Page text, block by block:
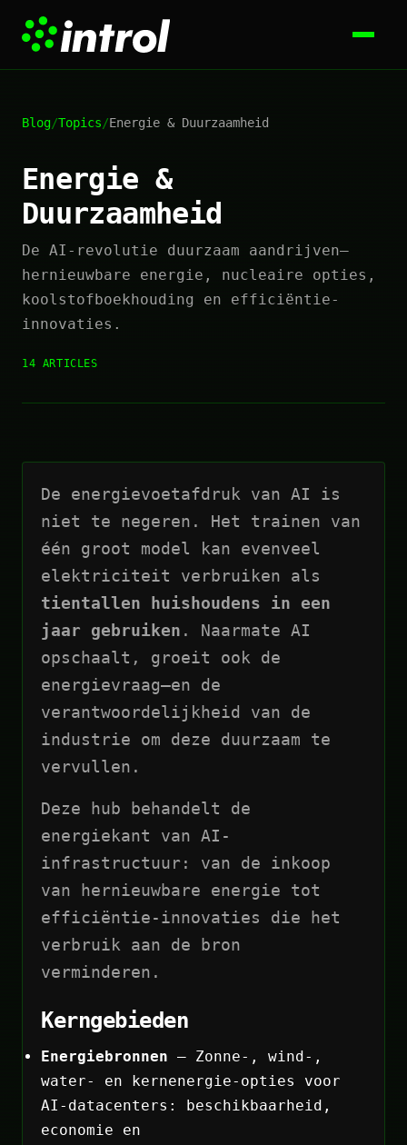
Blog/Topics/Energie & Duurzaamheid
Energie &
Duurzaamheid
De AI-revolutie duurzaam aandrijven—
hernieuwbare energie, nucleaire opties,
koolstofboekhouding en efficiëntie-
innovaties.
14 ARTICLES
De energievoetafdruk van AI is
niet te negeren. Het trainen van
één groot model kan evenveel
elektriciteit verbruiken als
tientallen huishoudens in een
jaar gebruiken . Naarmate AI
opschaalt, groeit ook de
energievraag—en de
verantwoordelijkheid van de
industrie om deze duurzaam te
vervullen.
Deze hub behandelt de
energiekant van AI-
infrastructuur: van de inkoop
van hernieuwbare energie tot
efficiëntie-innovaties die het
verbruik aan de bron
verminderen.
Kerngebieden
Energiebronnen — Zonne-, wind-,
water- en kernenergie-opties voor
AI-datacenters: beschikbaarheid,
economie en